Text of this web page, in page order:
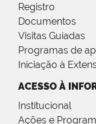
Registro
Documentos
Visitas Guiadas
Programas de
Iniciação à
ACESSO À
Institucional
Ações e